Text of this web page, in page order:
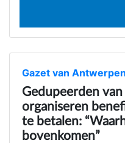
Gazet van Antwerpen
Gedupeerden
organiseren
te betalen:
bovenkomen”